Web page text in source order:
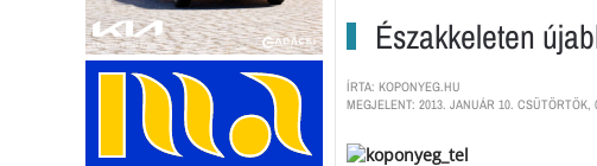
Északkeleten
ÍRTA: KOPONYEG.HU
MEGJELENT: 2013. JANUÁR 10. CSÜTÖRTÖK,